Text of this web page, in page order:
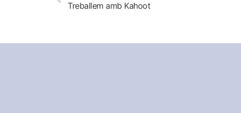
Treballem amb Kahoot